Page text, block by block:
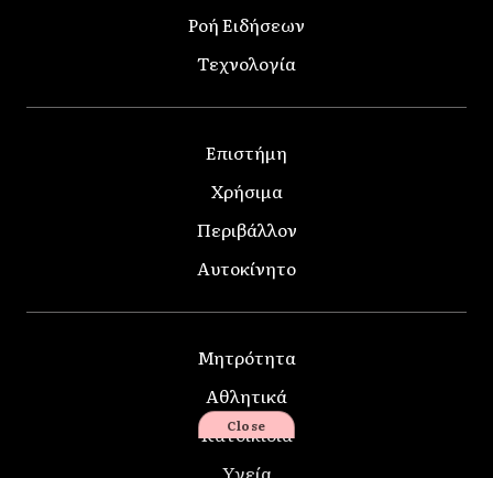
Ροή Ειδήσεων
Τεχνολογία
Επιστήμη
Χρήσιμα
Περιβάλλον
Αυτοκίνητο
Μητρότητα
Αθλητικά
Κατοικίδια
Υγεία
Close